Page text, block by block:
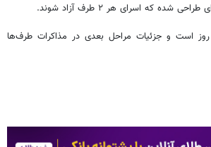
شده که اسرای هر ۲ طرف آزاد شوند.
مرحله اول این توافق ۶۰ روز است و جزئیات مراحل بعدی در مذاکرات طرف‌ها